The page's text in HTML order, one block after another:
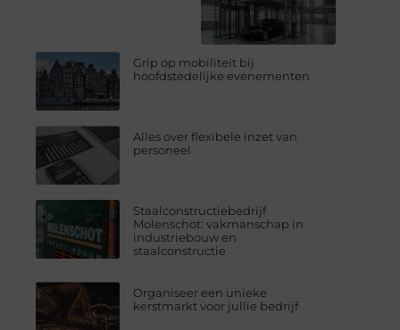
Grip op mobiliteit bij
hoofdstedelijke evenementen
Alles over flexibele inzet van
personeel
Staalconstructiebedrijf
Molenschot: vakmanschap in
industriebouw en
staalconstructie
Organiseer een unieke
kerstmarkt voor jullie bedrijf